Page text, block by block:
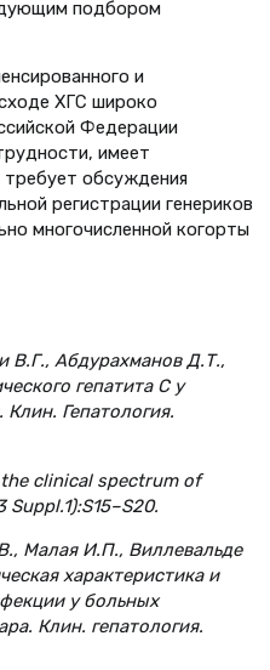
подбором
и
ХГС широко
Федерации
имеет
обсуждения
регистрации генериков
многочисленной когорты
В.Г., Абдурахманов Д.Т.,
гепатита С у
Гепатология.
clinical spectrum of
Малая И.П., Виллевальде
характеристика и
у больных
Клин. гепатология.